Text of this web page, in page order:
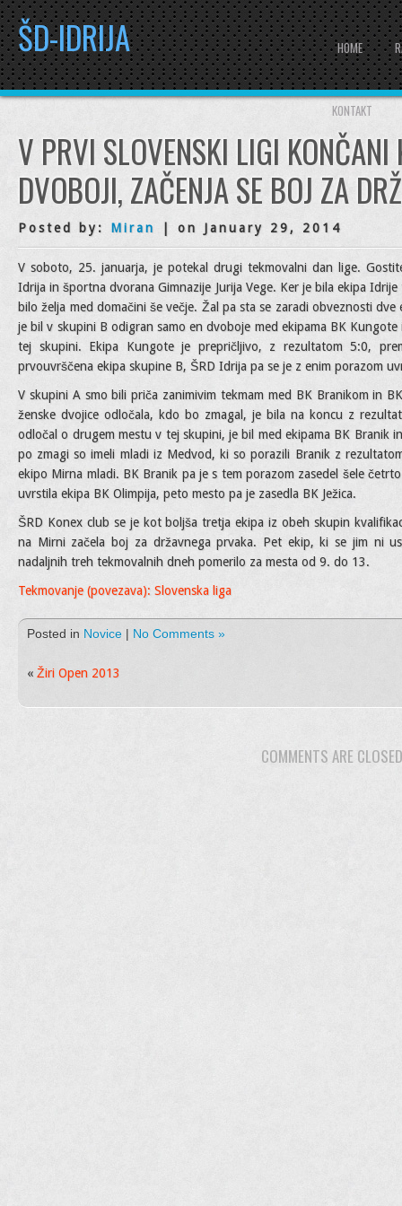
ŠD-IDRIJA HOME
KONTAKT
V PRVI SLOVENSKI LIGI
DVOBOJI, ZAČENJA SE BOJ ZA
Posted by: Miran | on January 29, 2014
V soboto, 25. januarja, je potekal drugi tekmovalni dan lige.
Idrija in športna dvorana Gimnazije Jurija Vege. Ker je bila ekipa
bilo želja med domačini še večje. Žal pa sta se zaradi obveznosti
je bil v skupini B odigran samo en dvoboje med ekipama BK
tej skupini. Ekipa Kungote je prepričljivo, z rezultatom 5:0,
prvouvrščena ekipa skupine B, ŠRD Idrija pa se je z enim porazom
V skupini A smo bili priča zanimivim tekmam med BK Branikom in
ženske dvojice odločala, kdo bo zmagal, je bila na koncu z
odločal o drugem mestu v tej skupini, je bil med ekipama BK Branik
po zmagi so imeli mladi iz Medvod, ki so porazili Branik z
ekipo Mirna mladi. BK Branik pa je s tem porazom zasedel šele
uvrstila ekipa BK Olimpija, peto mesto pa je zasedla BK Ježica.
ŠRD Konex club se je kot boljša tretja ekipa iz obeh skupin
na Mirni začela boj za državnega prvaka. Pet ekip, ki se jim ni
nadaljnih treh tekmovalnih dneh pomerilo za mesta od 9. do 13.
Tekmovanje (povezava): Slovenska liga
Posted in Novice | No Comments »
« Žiri Open 2013
COMMENTS ARE CLOSED